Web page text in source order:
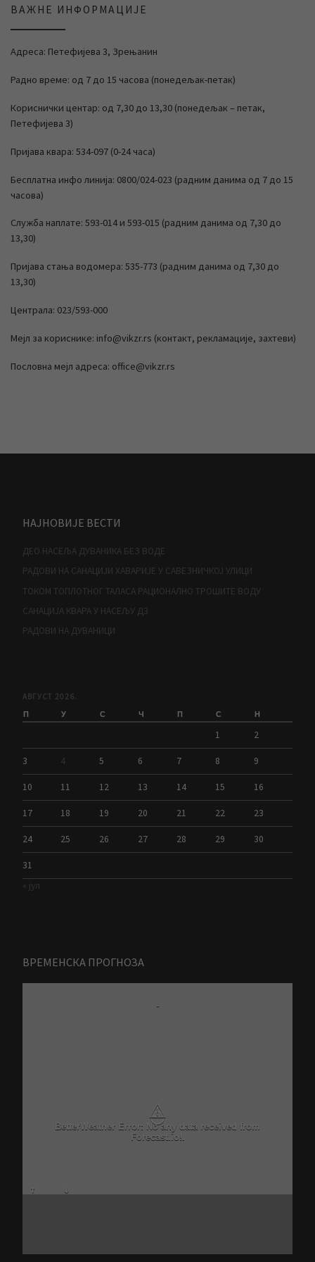
ВАЖНЕ ИНФОРМАЦИЈЕ
Адреса: Петефијева 3, Зрењанин
Радно време: од 7 до 15 часова (понедељак-петак)
Кориснички центар: од 7,30 до 13,30 (понедељак – петак,
Петефијева 3)
Пријава квара: 534-097 (0-24 часа)
Бесплатна инфо линија: 0800/024-023 (радним данима од 7 до 15
часова)
Служба наплате: 593-014 и 593-015 (радним данима од 7,30 до
13,30)
Пријава стања водомера: 535-773 (радним данима од 7,30 до
13,30)
Централа: 023/593-000
Мејл за кориснике: info@vikzr.rs (контакт, рекламације, захтеви)
Пословна мејл адреса: office@vikzr.rs
НАЈНОВИЈЕ ВЕСТИ
ДЕО НАСЕЉА ДУВАНИКА БЕЗ ВОДЕ
РАДОВИ НА САНАЦИЈИ ХАВАРИЈЕ У САВЕЗНИЧКОЈ УЛИЦИ
ТОКОМ ТОПЛОТНОГ ТАЛАСА РАЦИОНАЛНО ТРОШИТЕ ВОДУ
САНАЦИЈА КВАРА У НАСЕЉУ Д3
РАДОВИ НА ДУВАНИЦИ
АВГУСТ 2026.
П У С Ч П С Н
1 2
3 4 5 6 7 8 9
10 11 12 13 14 15 16
17 18 19 20 21 22 23
24 25 26 27 28 29 30
31
« јул
ВРЕМЕНСКА ПРОГНОЗА
-
⚠
BetterWeather Error: No any data received from
Forecast.io!.